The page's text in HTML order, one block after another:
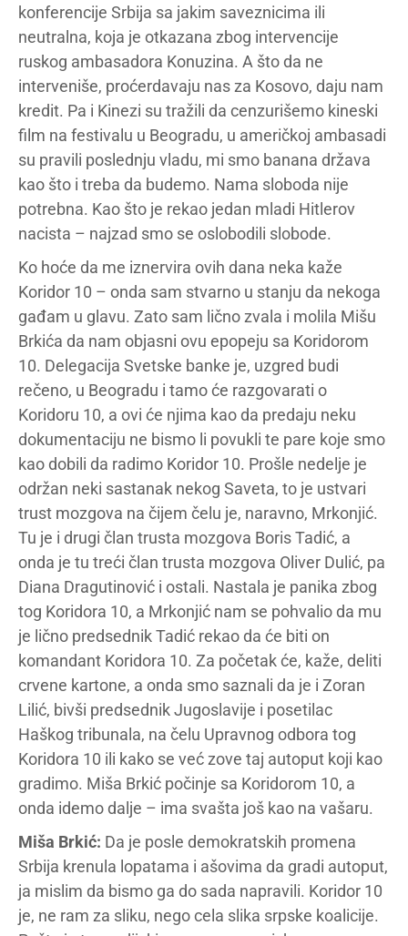
konferencije Srbija sa jakim saveznicima ili
neutralna, koja je otkazana zbog intervencije
ruskog ambasadora Konuzina. A što da ne
interveniše, proćerdavaju nas za Kosovo, daju nam
kredit. Pa i Kinezi su tražili da cenzurišemo kineski
film na festivalu u Beogradu, u američkoj ambasadi
su pravili poslednju vladu, mi smo banana država
kao što i treba da budemo. Nama sloboda nije
potrebna. Kao što je rekao jedan mladi Hitlerov
nacista – najzad smo se oslobodili slobode.
Ko hoće da me iznervira ovih dana neka kaže
Koridor 10 – onda sam stvarno u stanju da nekoga
gađam u glavu. Zato sam lično zvala i molila Mišu
Brkića da nam objasni ovu epopeju sa Koridorom
10. Delegacija Svetske banke je, uzgred budi
rečeno, u Beogradu i tamo će razgovarati o
Koridoru 10, a ovi će njima kao da predaju neku
dokumentaciju ne bismo li povukli te pare koje smo
kao dobili da radimo Koridor 10. Prošle nedelje je
održan neki sastanak nekog Saveta, to je ustvari
trust mozgova na čijem čelu je, naravno, Mrkonjić.
Tu je i drugi član trusta mozgova Boris Tadić, a
onda je tu treći član trusta mozgova Oliver Dulić, pa
Diana Dragutinović i ostali. Nastala je panika zbog
tog Koridora 10, a Mrkonjić nam se pohvalio da mu
je lično predsednik Tadić rekao da će biti on
komandant Koridora 10. Za početak će, kaže, deliti
crvene kartone, a onda smo saznali da je i Zoran
Lilić, bivši predsednik Jugoslavije i posetilac
Haškog tribunala, na čelu Upravnog odbora tog
Koridora 10 ili kako se već zove taj autoput koji kao
gradimo. Miša Brkić počinje sa Koridorom 10, a
onda idemo dalje – ima svašta još kao na vašaru.
Miša Brkić: Da je posle demokratskih promena
Srbija krenula lopatama i ašovima da gradi autoput,
ja mislim da bismo ga do sada napravili. Koridor 10
je, ne ram za sliku, nego cela slika srpske koalicije.